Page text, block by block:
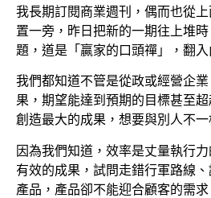
我長期訂閱商業週刊，偶而也從
置一旁，昨日把新的一期往上堆
題，道是「贏家的口頭禪」，翻
我們都知道不管是從政或經營企
果，期望能達到預期的目標甚至超
創造最大的成果，想要與別人不
因為我們知道，效率是丈量執行
有效的成果，試問走錯行軍路線
產品，產品卻不能迎合顧客的需